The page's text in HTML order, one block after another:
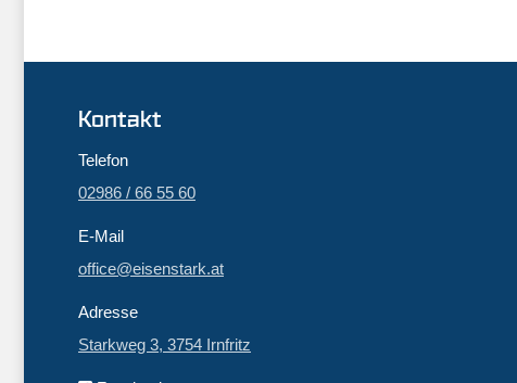
Kontakt
Telefon
02986 / 66 55 60
E-Mail
office@eisenstark.at
Adresse
Starkweg 3, 3754 Irnfritz